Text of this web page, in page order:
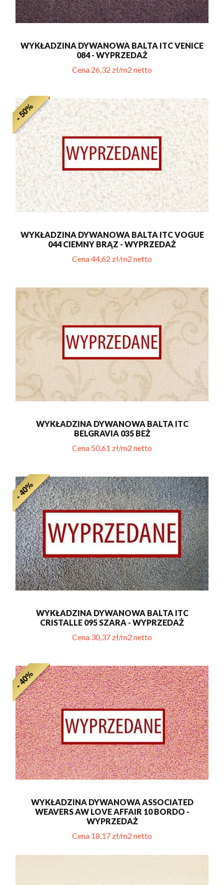
WYKŁADZINA DYWANOWA BALTA ITC VENICE
084 - WYPRZEDAŻ
Cena 26,32 zł/m2 netto
- 50%
WYKŁADZINA DYWANOWA BALTA ITC VOGUE
044 CIEMNY BRĄZ - WYPRZEDAŻ
Cena 44,62 zł/m2 netto
WYKŁADZINA DYWANOWA BALTA ITC
BELGRAVIA 035 BEŻ
Cena 50,61 zł/m2 netto
- 40%
WYKŁADZINA DYWANOWA BALTA ITC
CRISTALLE 095 SZARA - WYPRZEDAŻ
Cena 30,37 zł/m2 netto
- 40%
WYKŁADZINA DYWANOWA ASSOCIATED
WEAVERS AW LOVE AFFAIR 10 BORDO -
WYPRZEDAŻ
Cena 18,17 zł/m2 netto